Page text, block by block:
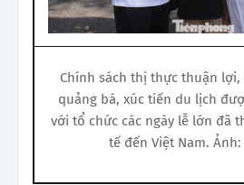
Chính sách thị thực thuận
quảng bá, xúc tiến du lịch
với tổ chức các ngày lễ lớn đã
tế đến Việt Nam. Ảnh: